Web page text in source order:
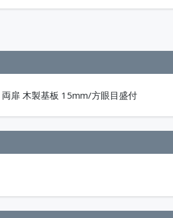
扉 木製基板 15mm/方眼目盛付